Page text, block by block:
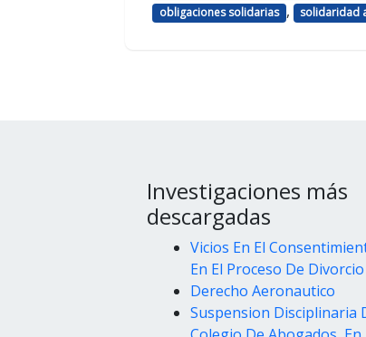
obligaciones solidarias , solidaridad
Investigaciones más
descargadas
Vicios En El
En El Proceso De Divorcio
Derecho Aeronautico
Suspension Disciplinaria